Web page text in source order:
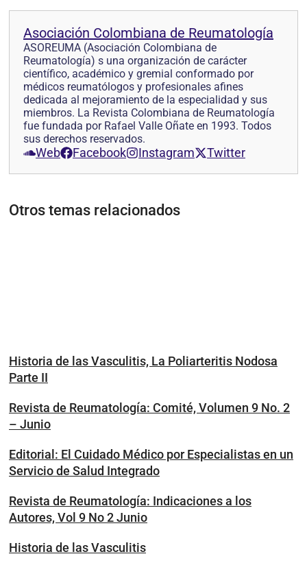
Asociación Colombiana de Reumatología
ASOREUMA (Asociación Colombiana de
Reumatología) s una organización de carácter
científico, académico y gremial conformado por
médicos reumatólogos y profesionales afines
dedicada al mejoramiento de la especialidad y sus
miembros. La Revista Colombiana de Reumatología
fue fundada por Rafael Valle Oñate en 1993. Todos
sus derechos reservados.
Web Facebook Instagram Twitter
Otros temas relacionados
Historia de las Vasculitis, La Poliarteritis Nodosa
Parte II
Revista de Reumatología: Comité, Volumen 9 No. 2
– Junio
Editorial: El Cuidado Médico por Especialistas en un
Servicio de Salud Integrado
Revista de Reumatología: Indicaciones a los
Autores, Vol 9 No 2 Junio
Historia de las Vasculitis